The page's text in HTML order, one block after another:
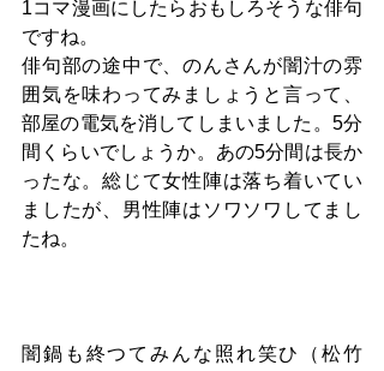
1コマ漫画にしたらおもしろそうな俳句
ですね。
俳句部の途中で、のんさんが闇汁の雰
囲気を味わってみましょうと言って、
部屋の電気を消してしまいました。5分
間くらいでしょうか。あの5分間は長か
ったな。総じて女性陣は落ち着いてい
ましたが、男性陣はソワソワしてまし
たね。
闇鍋も終つてみんな照れ笑ひ（松竹